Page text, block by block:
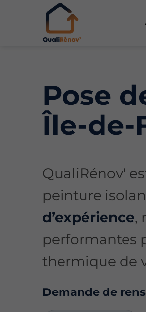
Pose
Île-de-
QualiRénov'
peinture
d’expérience,
performantes
thermique de
Demande de